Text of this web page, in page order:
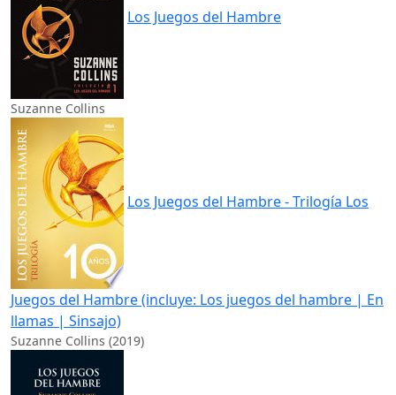
Los Juegos del Hambre
Suzanne Collins
Los Juegos del Hambre - Trilogía Los
Juegos del Hambre (incluye: Los juegos del hambre | En
llamas | Sinsajo)
Suzanne Collins (2019)